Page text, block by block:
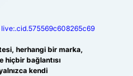
herhangi bir marka,
hiçbir bağlantısı
kendi